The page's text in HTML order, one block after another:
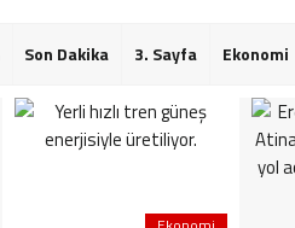
Son Dakika 3. Sayfa Ekonomi